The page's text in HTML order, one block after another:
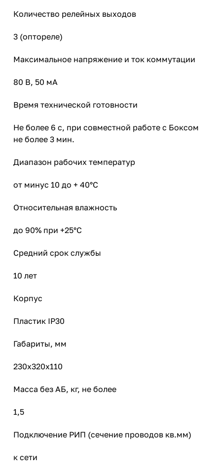
Количество релейных выходов
3 (оптореле)
Максимальное напряжение и ток коммутации
80 В, 50 мА
Время технической готовности
Не более 6 с, при совместной работе с Боксом
не более 3 мин.
Диапазон рабочих температур
от минус 10 до + 40°C
Относительная влажность
до 90% при +25°C
Средний срок службы
10 лет
Корпус
Пластик IP30
Габариты, мм
230х320х110
Масса без АБ, кг, не более
1,5
Подключение РИП (сечение проводов кв.мм)
к сети